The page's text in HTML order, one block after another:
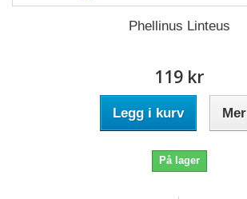
Phellinus Linteus
119 kr
Legg i kurv Mer
På lager